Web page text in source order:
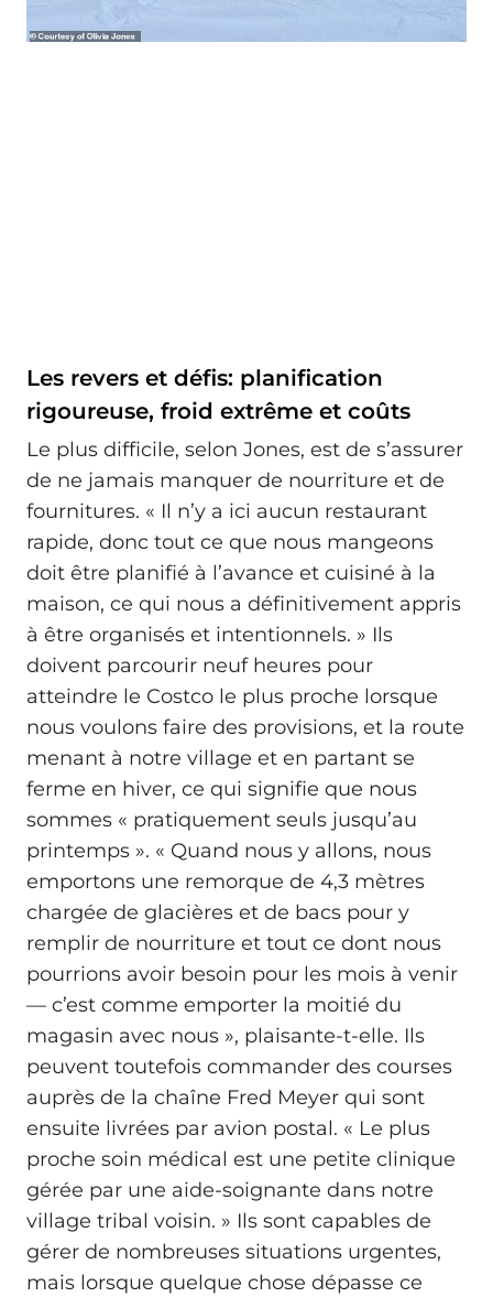
Les revers et défis: planification
rigoureuse, froid extrême et coûts
Le plus difficile, selon Jones, est de s’assurer
de ne jamais manquer de nourriture et de
fournitures. « Il n’y a ici aucun restaurant
rapide, donc tout ce que nous mangeons
doit être planifié à l’avance et cuisiné à la
maison, ce qui nous a définitivement appris
à être organisés et intentionnels. » Ils
doivent parcourir neuf heures pour
atteindre le Costco le plus proche lorsque
nous voulons faire des provisions, et la route
menant à notre village et en partant se
ferme en hiver, ce qui signifie que nous
sommes « pratiquement seuls jusqu’au
printemps ». « Quand nous y allons, nous
emportons une remorque de 4,3 mètres
chargée de glacières et de bacs pour y
remplir de nourriture et tout ce dont nous
pourrions avoir besoin pour les mois à venir
— c’est comme emporter la moitié du
magasin avec nous », plaisante-t-elle. Ils
peuvent toutefois commander des courses
auprès de la chaîne Fred Meyer qui sont
ensuite livrées par avion postal. « Le plus
proche soin médical est une petite clinique
gérée par une aide-soignante dans notre
village tribal voisin. » Ils sont capables de
gérer de nombreuses situations urgentes,
mais lorsque quelque chose dépasse ce